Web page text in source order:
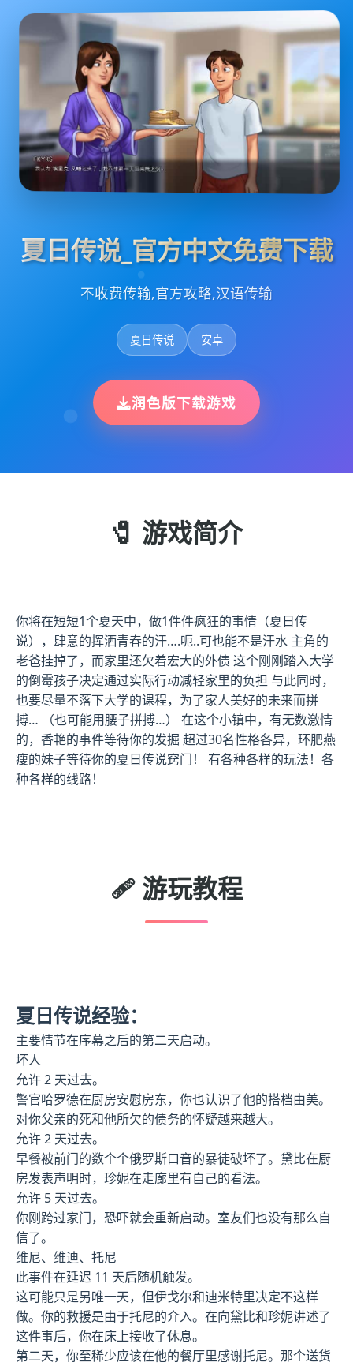
夏日传说_官方中文免费下载
不收费传输,官方攻略,汉语传输
夏日传说 安卓
润色版下载游戏
🧷 游戏简介
你将在短短1个夏天中，做1件件疯狂的事情（夏日传
说），肆意的挥洒青春的汗….呃..可也能不是汗水 主角的
老爸挂掉了，而家里还欠着宏大的外债 这个刚刚踏入大学
的倒霉孩子决定通过实际行动减轻家里的负担 与此同时，
也要尽量不落下大学的课程，为了家人美好的未来而拼
搏… （也可能用腰子拼搏…） 在这个小镇中，有无数激情
的，香艳的事件等待你的发掘 超过30名性格各异，环肥燕
瘦的妹子等待你的夏日传说窍门！ 有各种各样的玩法！各
种各样的线路！
🩹 游玩教程
夏日传说经验：
主要情节在序幕之后的第二天启动。
坏人
允许 2 天过去。
警官哈罗德在厨房安慰房东，你也认识了他的搭档由美。
对你父亲的死和他所欠的债务的怀疑越来越大。
允许 2 天过去。
早餐被前门的数个个俄罗斯口音的暴徒破坏了。黛比在厨
房发表声明时，珍妮在走廊里有自己的看法。
允许 5 天过去。
你刚跨过家门，恐吓就会重新启动。室友们也没有那么自
信了。
维尼、维迪、托尼
此事件在延迟 11 天后随机触发。
这可能只是另唯一天，但伊戈尔和迪米特里决定不这样
做。你的救援是由于托尼的介入。在向黛比和珍妮讲述了
这件事后，你在床上接收了休息。
第二天，你至稀少应该在他的餐厅里感谢托尼。那个送货